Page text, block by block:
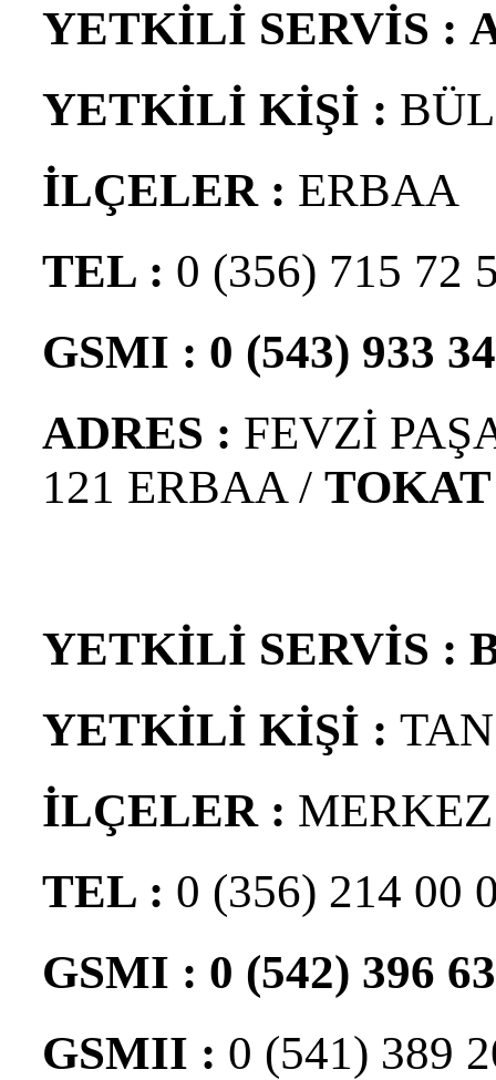
YETKİLİ SERVİS :
YETKİLİ KİŞİ :
İLÇELER : ERBAA
TEL : 0 (356) 715 72
GSMI : 0 (543) 933
ADRES : FEVZİ
121 ERBAA /TOKAT
YETKİLİ SERVİS :
YETKİLİ KİŞİ :
İLÇELER : MERKEZ
TEL : 0 (356) 214 00
GSMI : 0 (542) 396
GSMII : 0 (541) 389